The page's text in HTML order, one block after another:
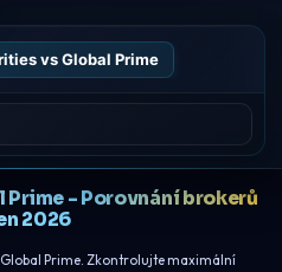
vs Global Prime
Prime - Porovnání brokerů
2026
Prime. Zkontrolujte maximální